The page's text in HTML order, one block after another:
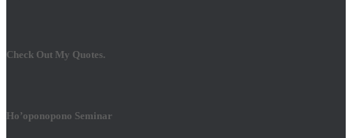
Check Out My Quotes.
Ho’oponopono Seminar